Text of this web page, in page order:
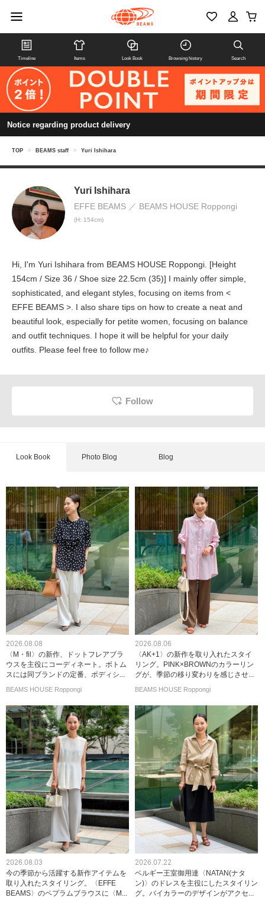
Timeline Items Look Book Browsing history Search
Notice regarding product delivery
TOP > BEAMS staff > Yuri Ishihara
Yuri Ishihara
EFFE BEAMS BEAMS HOUSE Roppongi
(H: 154cm)
Hi, I'm Yuri Ishihara from BEAMS HOUSE Roppongi. [Height
154cm / Size 36 / Shoe size 22.5cm (35)] I mainly offer simple,
sophisticated, and elegant styles, focusing on items from <
EFFE BEAMS >. I also share tips on how to create a neat and
beautiful look, especially for petite women, focusing on balance
and outfit techniques. I hope it will be helpful for your daily
outfits. Please feel free to follow me♪
Follow
Look Book Photo Blog Blog
2026.08.08
〈M・fil〉の新作、ドットフレアブラ
ウスを主役にコーディネート。ボトム
スには同ブランドの定番、ボディシ...
BEAMS HOUSE Roppongi
2026.08.06
〈AK+1〉の新作を取り入れたスタイ
リング。PINK×BROWNのカラーリン
グが、季節の移り変わりを感じさせ...
BEAMS HOUSE Roppongi
2026.08.03
今の季節から活躍する新作アイテムを
取り入れたスタイリング。〈EFFE
BEAMS〉のペプラムブラウスに〈M...
2026.07.22
ベルギー王室御用達〈NATAN(ナタ
ン)〉のドレスを主役にしたスタイリン
グ。バイカラーのデザインがアクセ...